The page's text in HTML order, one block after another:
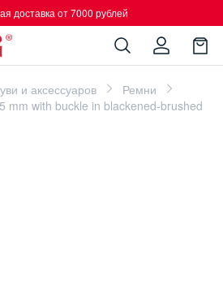
доставка от 7000 рублей
и аксессуаров
Ремни
mm with buckle in blackened-brushed